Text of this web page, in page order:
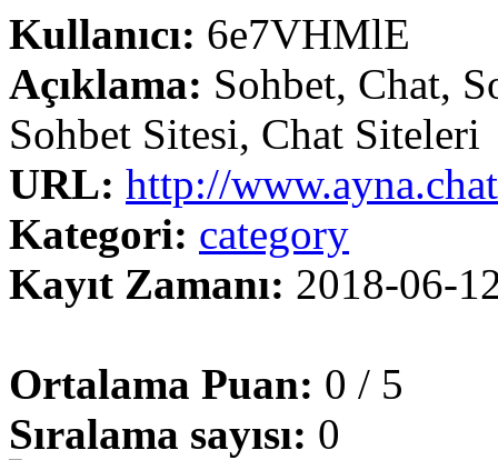
Kullanıcı: 6e7VHMlE
Açıklama: Sohbet, Chat,
Sohbet Sitesi, Chat Siteleri
URL: http://www.ayna.chat
Kategori: category
Kayıt Zamanı: 2018-06-
Ortalama Puan: 0 / 5
Sıralama sayısı: 0